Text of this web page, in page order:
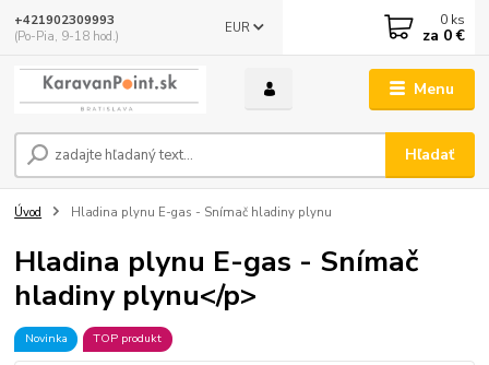
Menu
EUR
Hľadať
+421902309993
(Po-Pia, 9-18 hod.)
0 ks
za 0 €
Úvod Hladina plynu E-gas - Snímač hladiny plynu
Hladina plynu E-gas - Snímač
hladiny plynu</p>
Novinka TOP produkt